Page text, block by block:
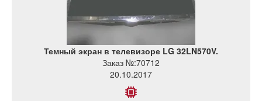
Темный экран в телевизоре LG 32LN570V.
Заказ №:70712
20.10.2017